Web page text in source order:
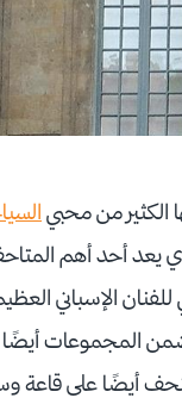
الكثير من محبي
يعد أحد أهم
بابلو بيكاسو، ويعرض المتحف أكثر من 5000 عمل فني للفنان
المجموعات أيضًا
أيضًا على قاعة